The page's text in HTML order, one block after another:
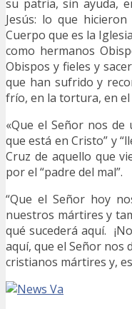
su patria, sin ayuda,
Jesús: lo que
Cuerpo que es la
como hermanos
Obispos y fieles y
que han sufrido y
frío, en la tortura, en
«Que el Señor nos
que está en Cristo” y
Cruz de aquello que
por el “padre del mal”.
“Que el Señor hoy
nuestros mártires y
qué sucederá aquí.
aquí, que el Señor nos
cristianos mártires y,